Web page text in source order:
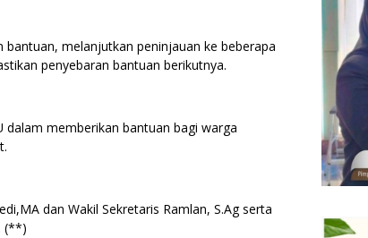
melanjutkan peninjauan ke beberapa
penyebaran bantuan berikutnya.
memberikan bantuan bagi warga
dan Wakil Sekretaris Ramlan, S.Ag serta
(**)